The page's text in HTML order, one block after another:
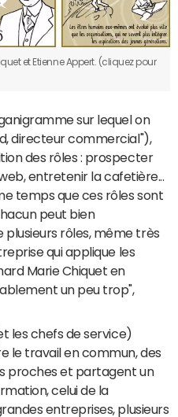
et Etienne Appert. (cliquez pour
sur lequel on
directeur commercial"),
des rôles : prospecter
entretenir la cafetière...
temps que ces rôles sont
peut bien
rôles, même très
qui applique les
Marie Chiquet en
un peu trop",
les chefs de service)
le travail en commun, des
proches et partagent un
celui de la
entreprises, plusieurs